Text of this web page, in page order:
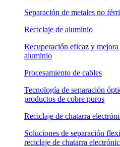
Separación de metales no
Reciclaje de aluminio
Recuperación eficaz y
aluminio
Procesamiento de cables
Tecnología de separación
productos de cobre puros
Reciclaje de chatarra
Soluciones de separación
reciclaje de chatarra